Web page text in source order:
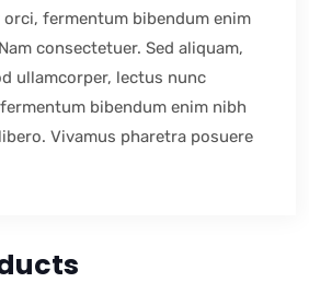
fermentum bibendum enim
consectetuer. Sed aliquam,
ullamcorper, lectus nunc
bibendum enim nibh
Vivamus pharetra posuere